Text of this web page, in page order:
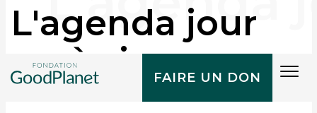
FAIRE UN DON
L'agenda jour
après jour